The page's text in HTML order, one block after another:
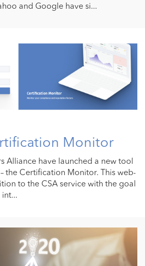
and Google have si...
Monitor
Alliance have launched a new tool
the Certification Monitor. This web-
to the CSA service with the goal